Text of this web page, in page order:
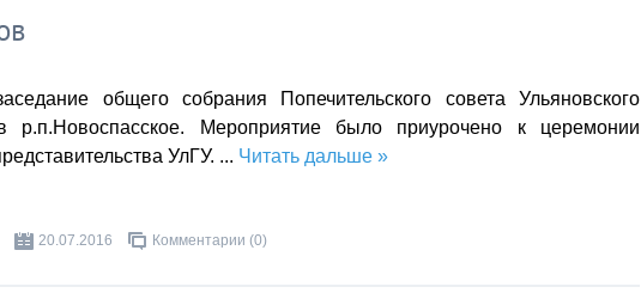
общего собрания Попечительского совета Ульяновского
в р.п.Новоспасское. Мероприятие было приурочено к церемонии
УлГУ. ... Читать дальше »
20.07.2016 Комментарии (0)